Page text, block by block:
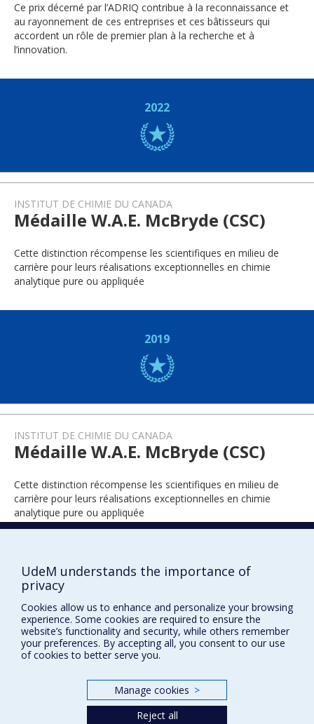
Ce prix décerné par l’ADRIQ contribue à la reconnaissance et
au rayonnement de ces entreprises et ces bâtisseurs qui
accordent un rôle de premier plan à la recherche et à
l’innovation.
2022
INSTITUT DE CHIMIE DU CANADA
Médaille W.A.E. McBryde (CSC)
Cette distinction récompense les scientifiques en milieu de
carrière pour leurs réalisations exceptionnelles en chimie
analytique pure ou appliquée
2019
INSTITUT DE CHIMIE DU CANADA
Médaille W.A.E. McBryde (CSC)
Cette distinction récompense les scientifiques en milieu de
carrière pour leurs réalisations exceptionnelles en chimie
analytique pure ou appliquée
2019
Prix et distinctions
Accessibilité
UdeM understands the importance of
privacy
Cookies allow us to enhance and personalize your browsing
experience. Some cookies are required to ensure the
website’s functionality and security, while others remember
your preferences. By accepting all, you consent to our use
of cookies to better serve you.
Manage cookies >
Reject all